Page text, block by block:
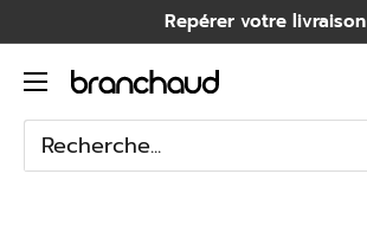
au
contenu
Repérer votre livraison
Branchaud